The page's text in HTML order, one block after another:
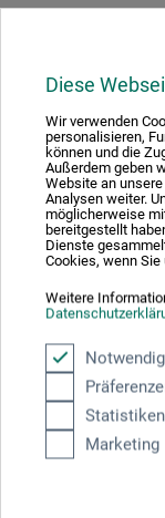
Diese
Wir verwenden
personalisieren,
können und die
Außerdem geben
Website an
Analysen weiter.
möglicherweise
bereitgestellt
Dienste
Cookies, wenn
Weitere
Notwendig
Statistiken
Marketing
Schreiben Sie
Hier finden